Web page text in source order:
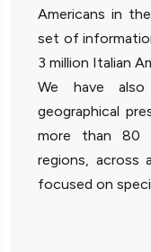
Americans in
set of
3 million Italian
We have also
geographical
more than 80
regions, across
focused on